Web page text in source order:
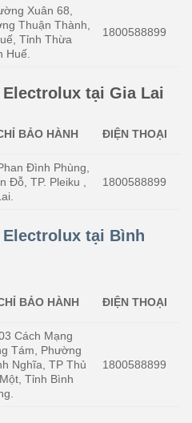
Xuân 68,
Thuận Thành,
Tỉnh Thừa
Huế.
1800588899
tại Gia Lai
BẢO HÀNH ĐIỆN THOẠI
Đình Phùng,
Đỗ, TP. Pleiku ,
1800588899
tại Bình
BẢO HÀNH ĐIỆN THOẠI
Cách Mạng
Tám, Phường
Nghĩa, TP Thủ
Tỉnh Bình
1800588899